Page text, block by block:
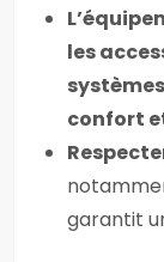
les
confort
garantit